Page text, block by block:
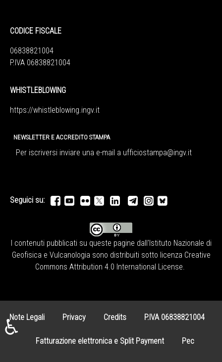
CODICE FISCALE
06838821004
P.IVA 06838821004
WHISTLEBLOWING
https://whistleblowing.ingv. it
NEWSLETTER E ACCREDITO STAMPA
Per iscriversi inviare una e-mail a ufficiostampa@ingv.it
Seguici su:
I contenuti pubblicati su queste pagine dall'Istituto Nazionale di
Geofisica e Vulcanologia sono distribuiti sotto licenza Creative
Commons Attribution 4.0 International License
Note Legali Privacy Credits P.IVA 06838821004
Fatturazione elettronica e Split Payment Pec